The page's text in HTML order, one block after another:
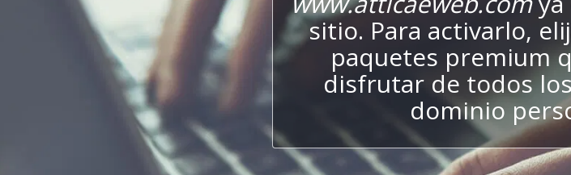
sitio. Para activarlo,
paquetes premium
disfrutar de todos
dominio